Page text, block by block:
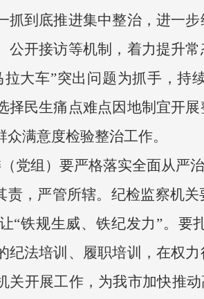
抓到底推进集中整治，进一
公开接访等机制，着力提升
大车”突出问题为抓手，
择民生痛点难点因地制宜开
满意度检验整治工作。
党组）要严格落实全面从严
责，严管所辖。纪检监察机
“铁规生威、铁纪发力”。
纪法培训、履职培训，在权
关开展工作，为我市加快推